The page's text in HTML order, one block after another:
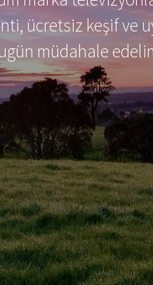
ücretsiz keşif ve
müdahale